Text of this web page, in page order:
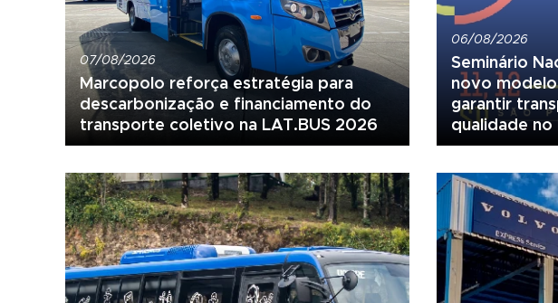
07/08/2026
Marcopolo reforça estratégia para
descarbonização e financiamento do
transporte coletivo na LAT.BUS 2026
06/08/2026
Seminário
novo
garantir
qualidade no